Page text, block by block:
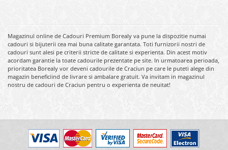
Magazinul online de Cadouri Premium Borealy va pune la dispozitie numai
cadouri si bijuterii cea mai buna calitate garantata. Toti furnizorii nostri de
cadouri sunt alesi pe criterii stricte de calitate si experienta. Din acest motiv
acordam garantie la toate cadourile prezentate pe site. In urmatoarea perioada,
prioritatea Borealy vor deveni cadourile de Craciun pe care le puteti alege din
magazin beneficiind de livrare si ambalare gratuit. Va invitam in magazinul
nostru de cadouri de Craciun pentru o experienta de neuitat!